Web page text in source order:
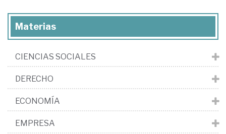
Materias
CIENCIAS SOCIALES
DERECHO
ECONOMÍA
EMPRESA